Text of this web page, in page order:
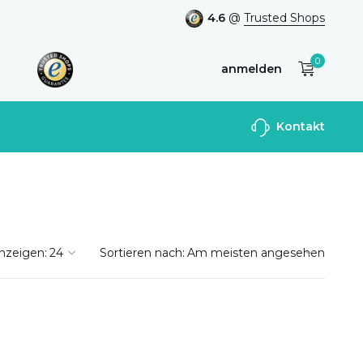
4.6 @ Trusted Shops
anmelden
Benutzerkonto
0
Kontakt
Sortieren nach: